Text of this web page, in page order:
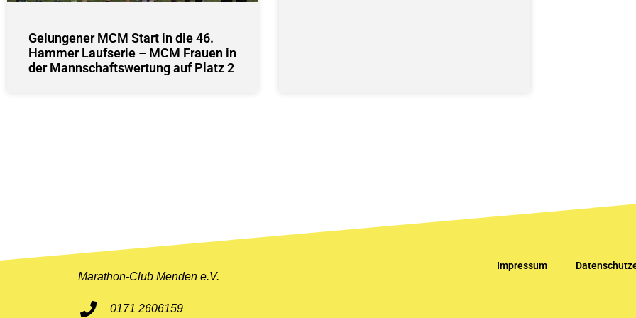
Gelungener MCM Start in die 46.
Hammer Laufserie – MCM Frauen in
der Mannschaftswertung auf Platz 2
Marathon-Club Menden e.V.
0171 2606159
Impressum